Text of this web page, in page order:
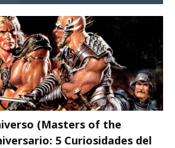
(Masters of the
5 Curiosidades del